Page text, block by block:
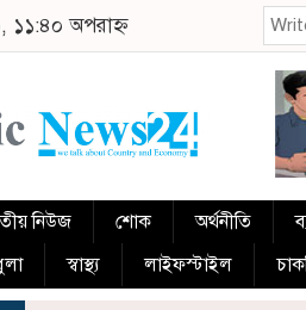
১১:৪০ অপরাহ্ন
নিউজ শোক অর্থনীতি
স্বাস্থ্য লাইফস্টাইল